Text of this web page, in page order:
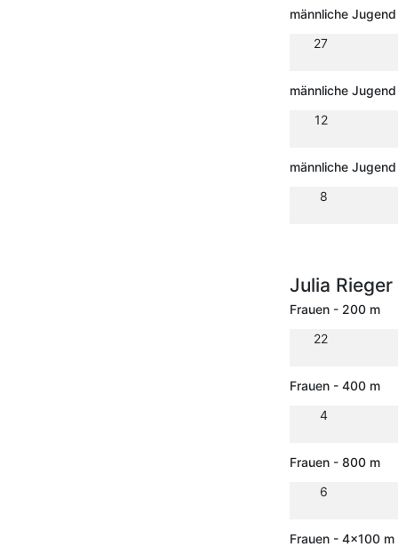
männliche
27
männliche
12
männliche
8
Julia Rieger
Frauen - 200 m
22
Frauen - 400 m
4
Frauen - 800 m
6
Frauen - 4x100